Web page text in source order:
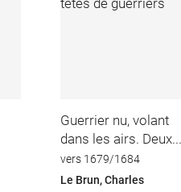
Guerrier nu, volant
dans les airs. Deux...
vers 1679/1684
Le Brun, Charles